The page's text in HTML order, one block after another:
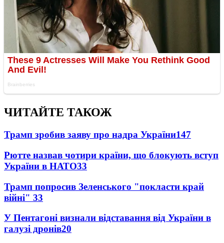
ЧИТАЙТЕ ТАКОЖ
Трамп зробив заяву про надра України147
Рютте назвав чотири країни, що блокують вступ
України в НАТО33
Трамп попросив Зеленського "покласти край
війні" 33
У Пентагоні визнали відставання від України в
галузі дронів20